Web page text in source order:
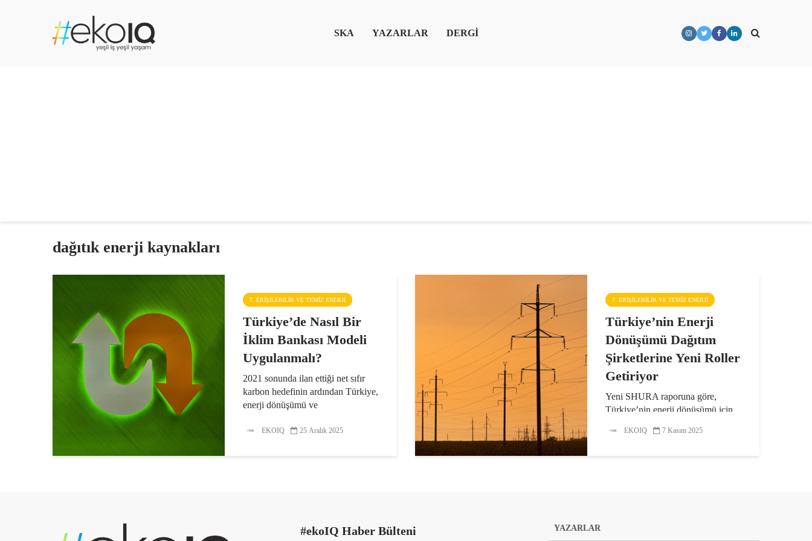
SKA YAZARLAR DERGİ
dağıtık enerji kaynakları
7. ERIŞILEBILIR VE TEMIZ ENERJI
Türkiye’de Nasıl Bir
İklim Bankası Modeli
Uygulanmalı?
2021 sonunda ilan ettiği net sıfır
karbon hedefinin ardından Türkiye,
enerji dönüşümü ve
çalışmalarını hızlandırdı; iddialı
EKOIQ 25 Aralık 2025
7. ERIŞILEBILIR VE TEMIZ ENERJI
Türkiye’nin Enerji
Dönüşümü Dağıtım
Şirketlerine Yeni Roller
Getiriyor
Yeni SHURA raporuna göre,
Türkiye’nin enerji dönüşümü için
güvenliğe kadar pek çok alanda
EKOIQ 7 Kasım 2025
#ekoIQ Haber Bülteni YAZARLAR